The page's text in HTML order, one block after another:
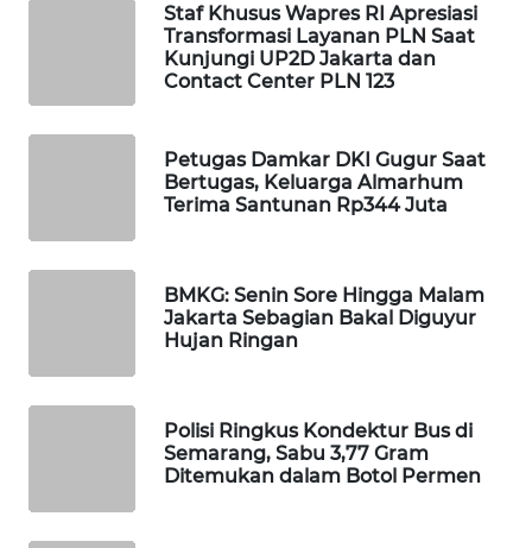
Staf Khusus Wapres RI Apresiasi
Transformasi Layanan PLN Saat
Kunjungi UP2D Jakarta dan
Contact Center PLN 123
Petugas Damkar DKI Gugur Saat
Bertugas, Keluarga Almarhum
Terima Santunan Rp344 Juta
BMKG: Senin Sore Hingga Malam
Jakarta Sebagian Bakal Diguyur
Hujan Ringan
Polisi Ringkus Kondektur Bus di
Semarang, Sabu 3,77 Gram
Ditemukan dalam Botol Permen
Wahana
MASYARAKAT